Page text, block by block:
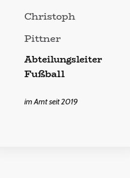
Christoph
Pittner
Abteilungsleiter
Fußball
im Amt seit 2019